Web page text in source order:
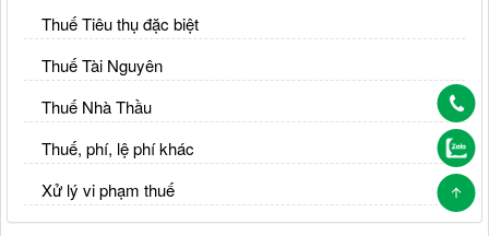
Thuế Tiêu thụ đặc biệt
Thuế Tài Nguyên
Thuế Nhà Thầu
Thuế, phí, lệ phí khác
Xử lý vi phạm thuế